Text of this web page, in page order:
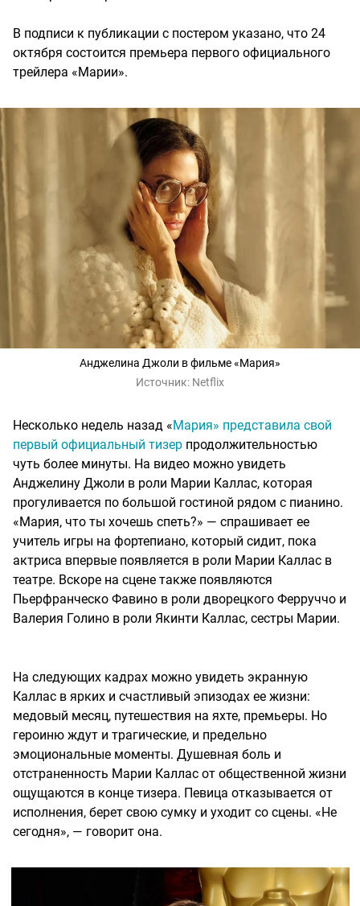
В подписи к публикации с постером указано, что 24
октября состоится премьера первого официального
трейлера «Марии».
Анджелина Джоли в фильме «Мария»
Источник: Netflix
Несколько недель назад «Мария» представила свой
первый официальный тизер продолжительностью
чуть более минуты. На видео можно увидеть
Анджелину Джоли в роли Марии Каллас, которая
прогуливается по большой гостиной рядом с пианино.
«Мария, что ты хочешь спеть?» — спрашивает ее
учитель игры на фортепиано, который сидит, пока
актриса впервые появляется в роли Марии Каллас в
театре. Вскоре на сцене также появляются
Пьерфранческо Фавино в роли дворецкого Ферруччо и
Валерия Голино в роли Якинти Каллас, сестры Марии.
На следующих кадрах можно увидеть экранную
Каллас в ярких и счастливый эпизодах ее жизни:
медовый месяц, путешествия на яхте, премьеры. Но
героиню ждут и трагические, и предельно
эмоциональные моменты. Душевная боль и
отстраненность Марии Каллас от общественной жизни
ощущаются в конце тизера. Певица отказывается от
исполнения, берет свою сумку и уходит со сцены. «Не
сегодня», — говорит она.